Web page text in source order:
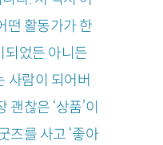
떤 활동가가 한
되었든 아니든
사람이 되어버
찮은 ‘상품’이
즈를 사고 ‘좋아